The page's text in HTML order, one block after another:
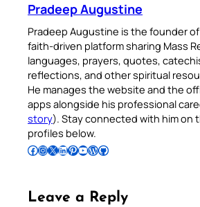
Pradeep Augustine
Pradeep Augustine is the founder of
faith-driven platform sharing Mass
languages, prayers, quotes,
reflections, and other spiritual
He manages the website and the
apps alongside his professional
story). Stay connected with him on
profiles below.
Follow Pradeep on Facebook Follow Pradeep on InstagramFollow Pradeep on X Follow Pradeep on LinkedIn Follow Pradeep on Pinterest Subscribe to Pradeep’s Youtube Channel Follow Pradeep on WordPress Follow Pradeep on GitHub
Leave a Reply